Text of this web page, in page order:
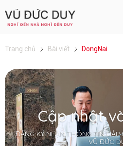
Trang chủ Bài viết DongNai
Cập nhật
ĐĂNG KÝ NHẬN THÔNG TIN
VŨ ĐỨC